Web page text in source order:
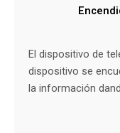
El dispositivo de
dispositivo se
la información